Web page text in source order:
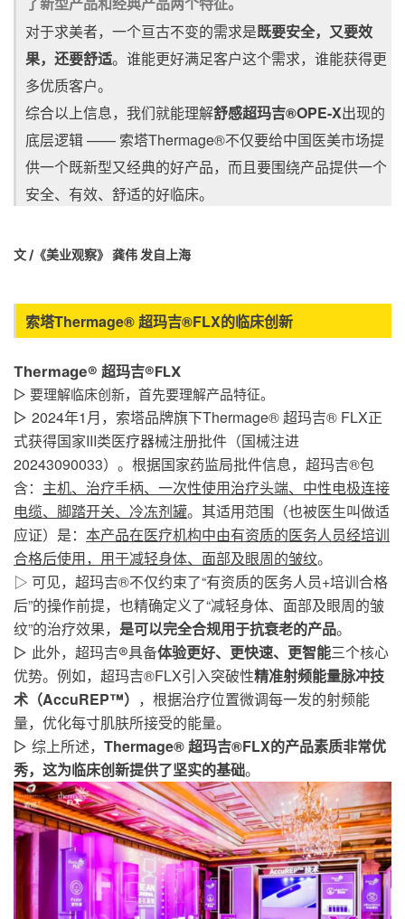
了新型产品和经典产品两个特征。
对于求美者，一个亘古不变的需求是既要安全，又要效
果，还要舒适。谁能更好满足客户这个需求，谁能获得更
多优质客户。
综合以上信息，我们就能理解舒感超玛吉®OPE-X出现的
底层逻辑 —— 索塔Thermage®不仅要给中国医美市场提
供一个既新型又经典的好产品，而且要围绕产品提供一个
安全、有效、舒适的好临床。
文 /《美业观察》 龚伟 发自上海
索塔Thermage® 超玛吉®FLX的临床创新
‍‍‍‍‍‍‍‍Thermage® 超玛吉®FLX
▷ 要理解临床创新，首先要理解产品特征。
▷ 2024年1月，索塔品牌旗下Thermage® 超玛吉® FLX正
式获得国家III类医疗器械注册批件（国械注进
20243090033）。根据国家药监局批件信息， 超玛吉®包
含： 主机、治疗手柄、一次性使用治疗头端、中性电极连接
电缆、脚踏开关、冷冻剂罐。其适用范围（也被医生叫做适
应证）是： 本产品在医疗机构中由有资质的医务人员经培训
合格后使用，用于减轻身体、面部及眼周的皱纹。
▷ 可见， 超玛吉®不仅约束了“有资质的医务人员+培训合格
后”的操作前提，也精确定义了“减轻身体、面部及眼周的皱
纹”的治疗效果， 是可以完全合规用于抗衰老的产品。
▷ 此外， 超玛吉®具备体验更好、 更快速、更智能三个核心
优势。例如， 超玛吉®FLX引入突破性精准射频能量脉冲技
术（AccuREP™） ，根据治疗位置微调每一发的射频能
量，优化每寸肌肤所接受的能量。
▷ 综上所述， Thermage® 超玛吉®FLX的产品素质非常优
秀，这为临床创新提供了坚实的基础。